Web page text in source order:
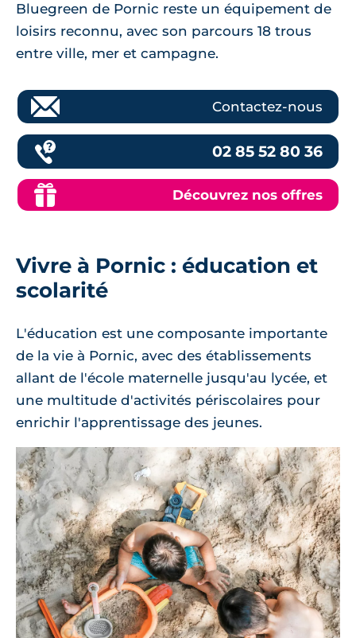
Bluegreen de Pornic reste un équipement de
loisirs reconnu, avec son parcours 18 trous
entre ville, mer et campagne.
Contactez-nous
02 85 52 80 36
Découvrez nos offres
Vivre à Pornic : éducation et
scolarité
L'éducation est une composante importante
de la vie à Pornic, avec des établissements
allant de l'école maternelle jusqu'au lycée, et
une multitude d'activités périscolaires pour
enrichir l'apprentissage des jeunes.